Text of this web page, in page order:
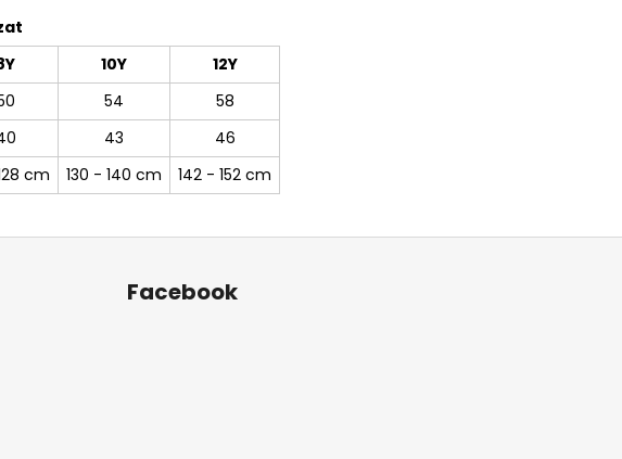
10Y
12Y
54
58
43
46
cm 130 - 140 cm 142 - 152 cm
Facebook